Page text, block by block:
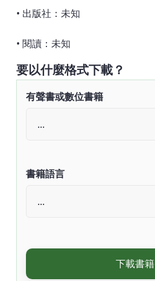
• 出版社：未知
• 閱讀：未知
要以什麼格式下載？
有聲書或數位書籍
書籍語言
下載書籍